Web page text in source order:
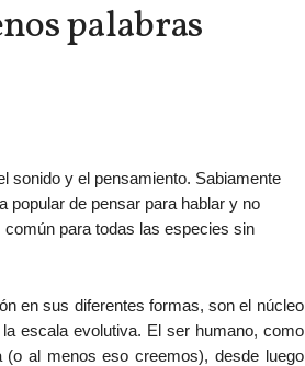
palabras
sonido y el pensamiento. Sabiamente
popular de pensar para hablar y no
para todas las especies sin
en sus diferentes formas, son el núcleo
escala evolutiva. El ser humano, como
al menos eso creemos), desde luego